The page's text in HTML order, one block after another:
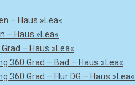
– Haus »Lea«
– Haus »Lea«
– Haus »Lea«
360 Grad – Bad – Haus »Lea«
360 Grad – Flur DG – Haus »Lea«